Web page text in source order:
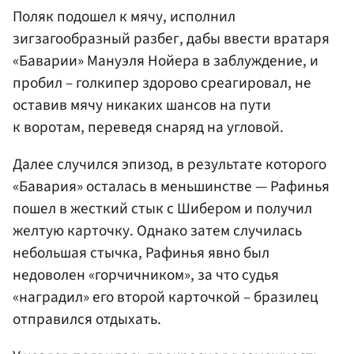
Поляк подошел к мячу, исполнил
зигзагообразный разбег, дабы ввести вратаря
«Баварии» Мануэля Нойера в заблуждение, и
пробил – голкипер здорово среагировал, не
оставив мячу никаких шансов на пути
к воротам, переведя снаряд на угловой.
Далее случился эпизод, в результате которого
«Бавария» осталась в меньшинстве — Рафинья
пошел в жесткий стык с Шибером и получил
желтую карточку. Однако затем случилась
небольшая стычка, Рафинья явно был
недоволен «горчичником», за что судья
«наградил» его второй карточкой – бразилец
отправился отдыхать.